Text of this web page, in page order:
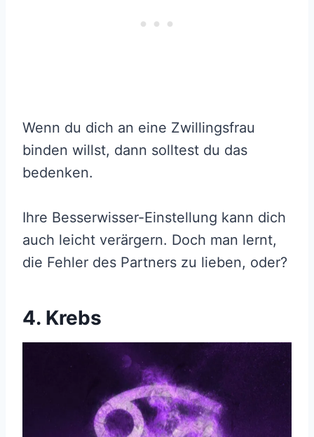
Wenn du dich an eine Zwillingsfrau
binden willst, dann solltest du das
bedenken.
Ihre Besserwisser-Einstellung kann dich
auch leicht verärgern. Doch man lernt,
die Fehler des Partners zu lieben, oder?
4. Krebs